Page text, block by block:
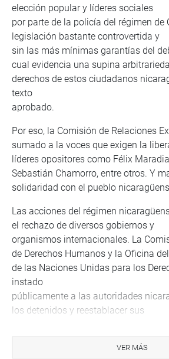
elección popular y líderes sociales
por parte de la policía del régimen de
legislación bastante controvertida y
sin las más mínimas garantías del
cual evidencia una supina
derechos de estos ciudadanos
texto
aprobado.
Por eso, la Comisión de Relaciones
sumado a la voces que exigen la
líderes opositores como Félix
Sebastián Chamorro, entre otros. Y
solidaridad con el pueblo
Las acciones del régimen
el rechazo de diversos gobiernos y
organismos internacionales. La
de Derechos Humanos y la Oficina
de las Naciones Unidas para los
instado
públicamente a las autoridades
los detenidos y reestablacer sus
Organización de Naciones Unidas,
Antonio Guterres, ha expresado
VER MÁS